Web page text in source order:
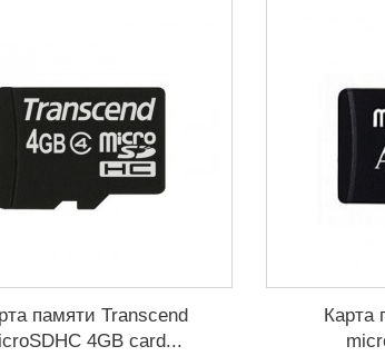
памяти Transcend
4GB card...
Карта